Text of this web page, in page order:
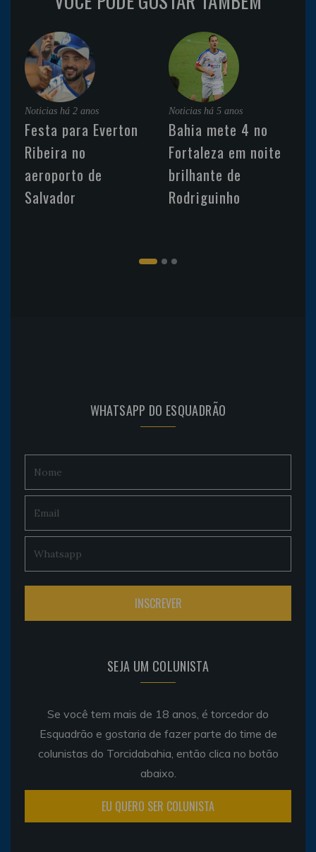
Noticias há 2 anos
Festa para Everton
Ribeira no
aeroporto de
Salvador
Noticias há 5 anos
Bahia mete 4 no
Fortaleza em noite
brilhante de
Rodriguinho
WHATSAPP DO ESQUADRÃO
SEJA UM COLUNISTA
Se você tem mais de 18 anos, é torcedor do
Esquadrão e gostaria de fazer parte do time de
colunistas do Torcidabahia, então clica no botão
abaixo.
EU QUERO SER COLUNISTA